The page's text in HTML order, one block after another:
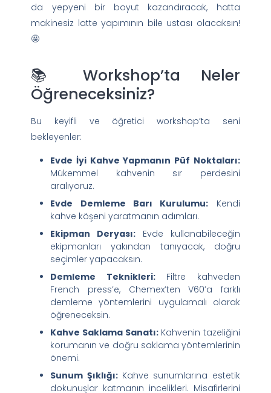
da yepyeni bir boyut kazandıracak, hatta
makinesiz latte yapımının bile ustası olacaksın!
🤩
📚 Workshop’ta Neler
Öğreneceksiniz?
Bu keyifli ve öğretici workshop’ta seni
bekleyenler:
Evde İyi Kahve Yapmanın Püf Noktaları:
Mükemmel kahvenin sır perdesini
aralıyoruz.
Evde Demleme Barı Kurulumu: Kendi
kahve köşeni yaratmanın adımları.
Ekipman Deryası: Evde kullanabileceğin
ekipmanları yakından tanıyacak, doğru
seçimler yapacaksın.
Demleme Teknikleri:Filtre kahveden
French press’e, Chemex’ten V60’a farklı
demleme yöntemlerini uygulamalı olarak
öğreneceksin.
Kahve Saklama Sanatı:Kahvenin tazeliğini
korumanın ve doğru saklama yöntemlerinin
önemi.
Sunum Şıklığı:Kahve sunumlarına estetik
dokunuşlar katmanın incelikleri. Misafirlerini